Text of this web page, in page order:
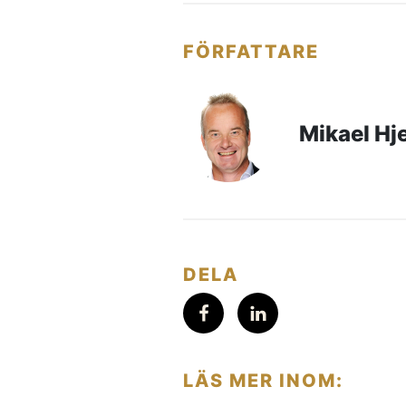
FÖRFATTARE
Mikael
DELA
LÄS MER INOM: